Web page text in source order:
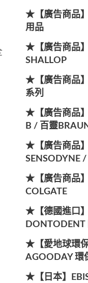
★【廣告商品
用品
★【廣告商品
SHALLOP
★【廣告商品
系列
★【廣告商品
B / 百靈
★【廣告商品
SENSODYNE
★【廣告商品
COLGATE
★【德國進口
DONTODENT
★【愛地球環
AGOODAY 環
★【日本】